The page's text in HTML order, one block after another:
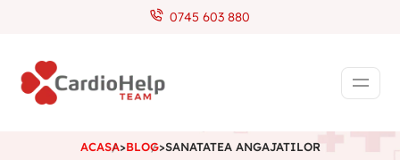
0745 603 880
ACASA>BLOG>SANATATEA ANGAJATILOR